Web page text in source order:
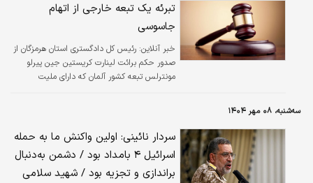
تبرئه یک تبعه خارجی از اتهام
جاسوسی
خبر آنلاین: رئیس کل دادگستری استان هرمزگان از
صدور حکم برائت لینارت کریستین جین پیرلو
مونترلس تبعه کشور آلمان که دارای ملیت
سه‌شنبه، ۰۸ مهر ۱۴۰۴
سردار نائینی: اولین واکنش ما به حمله
اسرائیل ۴ بامداد بود / دشمن به‌دنبال
براندازی و تجزیه بود / شهید سلامی